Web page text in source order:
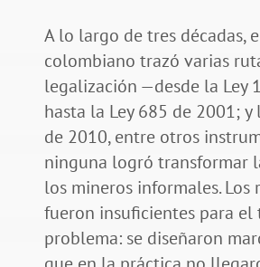
A lo largo de tres décadas,
colombiano trazó varias
legalización —desde la Ley
hasta la Ley 685 de 2001; y
de 2010, entre otros
ninguna logró transformar
los mineros informales. Los
fueron insuficientes para el
problema: se diseñaron